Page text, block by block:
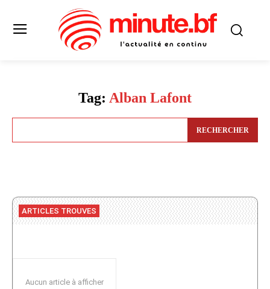
Tag: Alban Lafont
RECHERCHER
ARTICLES TROUVES
Aucun article à afficher